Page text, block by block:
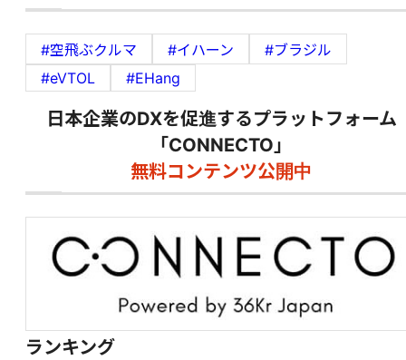
#空飛ぶクルマ #イハーン
#ブラジル
#eVTOL
#EHang
日本企業のDXを促進するプラットフォーム
「CONNECTO」
無料コンテンツ公開中
ランキング